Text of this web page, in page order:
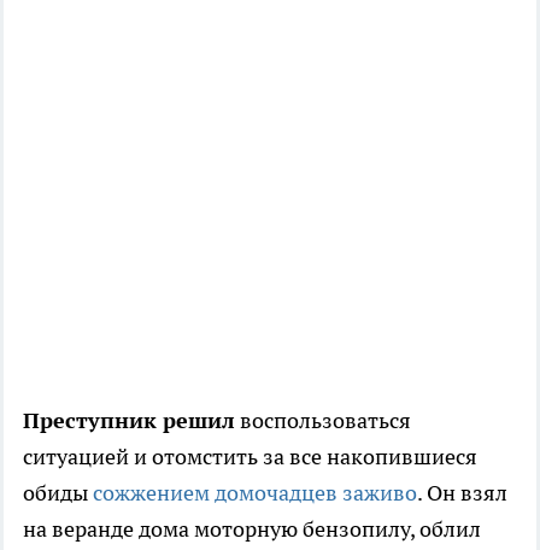
Преступник решил воспользоваться
ситуацией и отомстить за все накопившиеся
обидысожжением домочадцев заживо. Он взял
на веранде дома моторную бензопилу, облил